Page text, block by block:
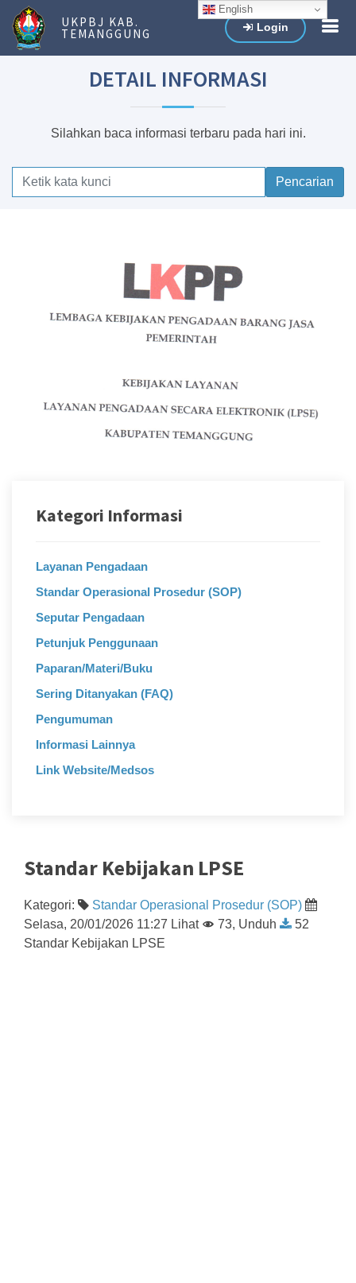
English
UKPBJ KAB.
TEMANGGUNG Login
DETAIL INFORMASI
Silahkan baca informasi terbaru pada hari ini.
Pencarian
Kategori Informasi
Layanan Pengadaan
Standar Operasional Prosedur (SOP)
Seputar Pengadaan
Petunjuk Penggunaan
Paparan/Materi/Buku
Sering Ditanyakan (FAQ)
Pengumuman
Informasi Lainnya
Link Website/Medsos
Standar Kebijakan LPSE
Kategori:
Standar Operasional Prosedur (SOP)
Selasa, 20/01/2026 11:27 Lihat
73, Unduh
52
Standar Kebijakan LPSE